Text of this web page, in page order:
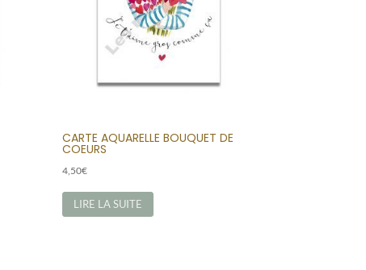
CARTE AQUARELLE BOUQUET DE
COEURS
4,50€
LIRE LA SUITE